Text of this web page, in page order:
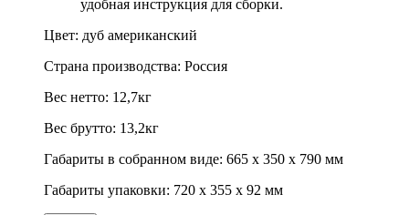
удобная инструкция для сборки.
Цвет: дуб американский
Страна производства: Россия
Вес нетто: 12,7кг
Вес брутто: 13,2кг
Габариты в собранном виде: 665 х 350 х 790 мм
Габариты упаковки: 720 х 355 х 92 мм